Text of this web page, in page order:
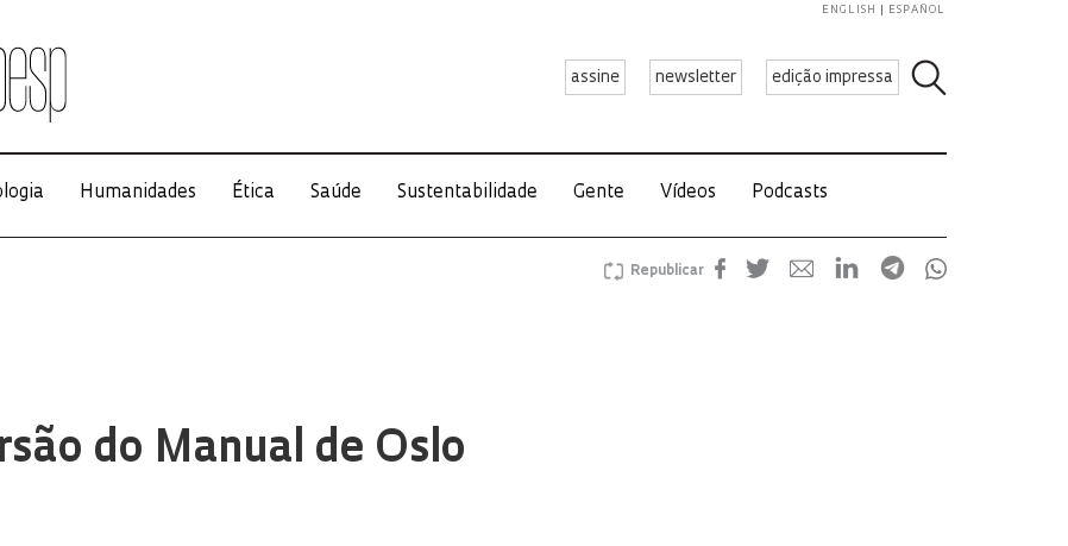
assine newsletter edição impressa
ENGLISH ESPAÑOL
Humanidades Ética Saúde Sustentabilidade Gente Vídeos Podcasts
Republicar
do Manual de Oslo